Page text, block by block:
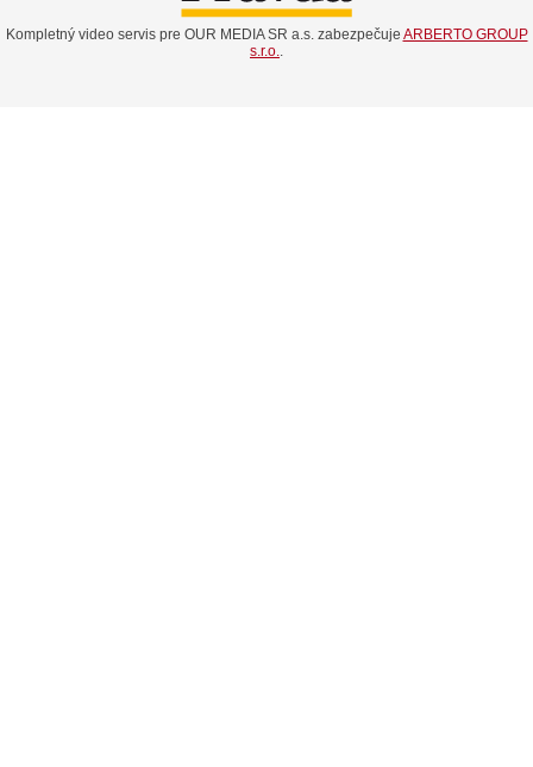
Kompletný video servis pre OUR MEDIA SR a.s. zabezpečuje ARBERTO GROUP
s.r.o..